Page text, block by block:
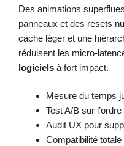
Des animations
panneaux et des resets
cache léger et une
réduisent les micro-
logiciels à fort impact.
Mesure du temps
Test A/B sur
Audit UX pour
Compatibilité